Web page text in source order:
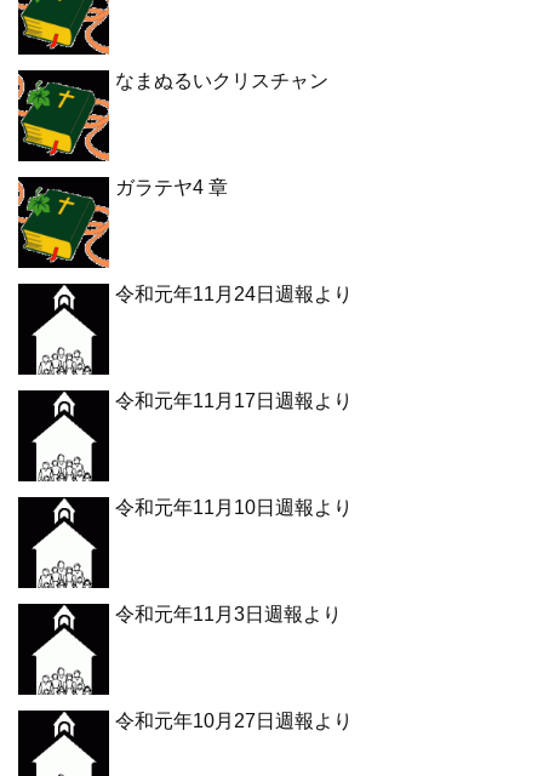
なまぬるいクリスチャン
ガラテヤ4 章
令和元年11月24日週報より
令和元年11月17日週報より
令和元年11月10日週報より
令和元年11月3日週報より
令和元年10月27日週報より